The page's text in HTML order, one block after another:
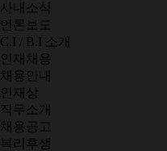
사내소식
언론보도
C.I / B.I 소개
인재채용
채용안내
인재상
직무소개
채용공고
복리후생